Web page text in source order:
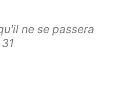
ne se passera